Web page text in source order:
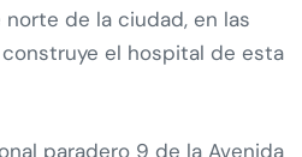
de la ciudad, en las
el hospital de esta
paradero 9 de la Avenida